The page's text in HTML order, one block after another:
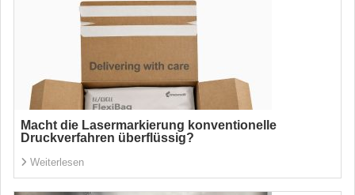
Macht die Lasermarkierung konventionelle
Druckverfahren überflüssig?
Weiterlesen